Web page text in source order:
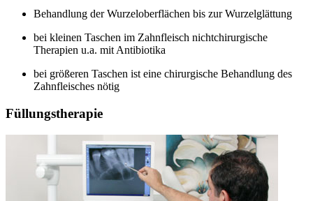
Behandlung der Wurzeloberflächen bis zur Wurzelglättung
bei kleinen Taschen im Zahnfleisch nichtchirurgische
Therapien u.a. mit Antibiotika
bei größeren Taschen ist eine chirurgische Behandlung des
Zahnfleisches nötig
Füllungstherapie